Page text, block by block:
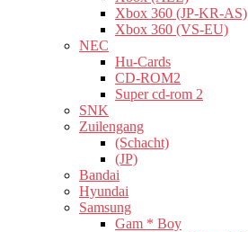
Xbox 360 (JP-KR-AS)
Xbox 360 (VS-EU)
NEC
Hu-Cards
CD-ROM2
Super cd-rom 2
SNK
Zuilengang
(Schacht)
(JP)
Bandai
Hyundai
Samsung
Gam * Boy